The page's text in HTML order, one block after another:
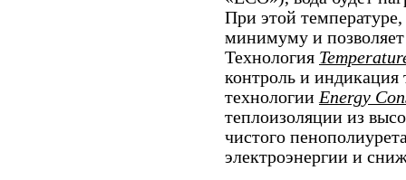
При этой
минимуму и позволяет
Технология
контроль и индикация
технологии Energy
теплоизоляции из
чистого
электроэнергии и